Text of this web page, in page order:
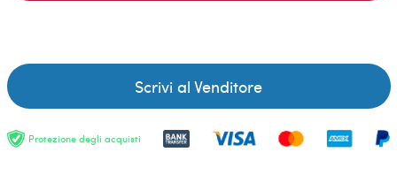
Scrivi al Venditore
Protezione degli acquisti